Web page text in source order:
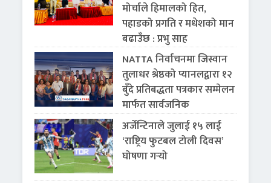
मोर्चाले हिमालको हित,
पहाडको प्रगति र मधेशको मान
बढाउँछ : प्रभु साह
NATTA निर्वाचनमा जिस्वान
तुलाधर श्रेष्ठको प्यानलद्वारा १२
बुँदे प्रतिबद्धता पत्रकार सम्मेलन
मार्फत सार्वजनिक
अर्जेन्टिनाले जुलाई १५ लाई
‘राष्ट्रिय फुटबल टोली दिवस’
घोषणा गर्‍यो